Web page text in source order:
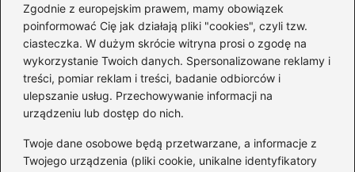
Zgodnie z europejskim prawem, mamy obowiązek
poinformować Cię jak działają pliki "cookies", czyli tzw.
ciasteczka. W dużym skrócie witryna prosi o zgodę na
wykorzystanie Twoich danych. Spersonalizowane reklamy i
treści, pomiar reklam i treści, badanie odbiorców i
ulepszanie usług. Przechowywanie informacji na
urządzeniu lub dostęp do nich.
Twoje dane osobowe będą przetwarzane, a informacje z
Twojego urządzenia (pliki cookie, unikalne identyfikatory
Co naprawdę sprzedał
Tusk? Zaskakujące kulisy
wyprzedaży spółek
państwowych
Borys Budka: odkryj kulisy
jego fascynującej kariery